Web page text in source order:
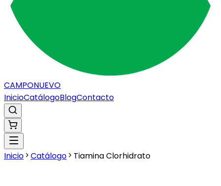
CAMPONUEVO
InicioCatálogoBlogContacto
Inicio Catálogo Tiamina Clorhidrato